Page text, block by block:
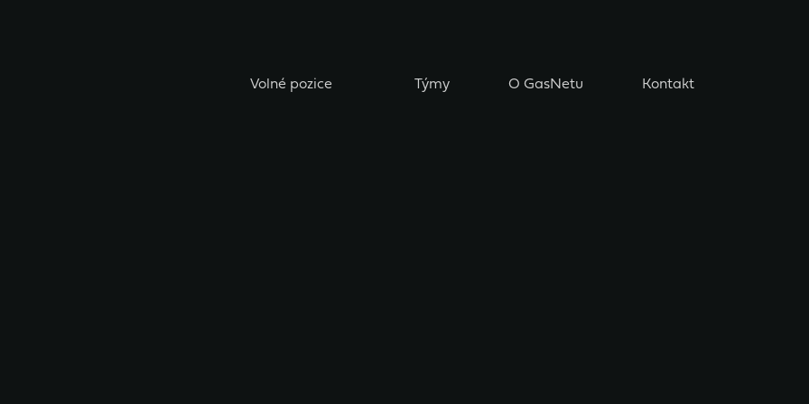
Volné pozice Týmy O GasNetu Kontakt